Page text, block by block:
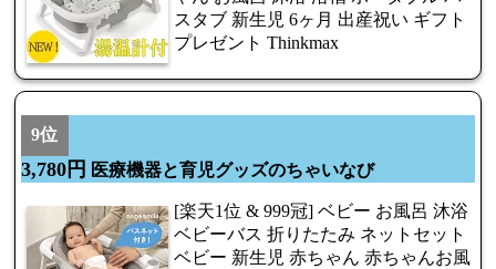
スタブ 新生児 6ヶ月 出産祝い ギフト
プレゼント Thinkmax
9位
3,780円 医療機器と育児グッズのちゃいなび
[楽天1位 & 999冠] ベビー お風呂 沐浴
ベビーバス 折りたたみ ネットセット
ベビー 新生児 赤ちゃん 赤ちゃんお風